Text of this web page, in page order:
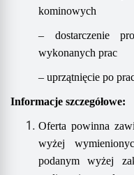
kominowych
– dostarczenie
wykonanych prac
– uprzątnięcie po
Informacje szczegółowe:
Oferta powinna
wyżej wymienion
podanym wyżej